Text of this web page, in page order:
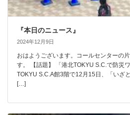
『本日のニュース』
2024年12月9日
おはようございます。コールセンターの
す。 【話題】 「港北TOKYU S.C.で防災
TOKYU S.C.A館3階で12月15日、「いざ
[…]